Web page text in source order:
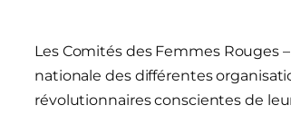
Les Comités des Femmes Rouges
nationale des différentes
révolutionnaires conscientes de